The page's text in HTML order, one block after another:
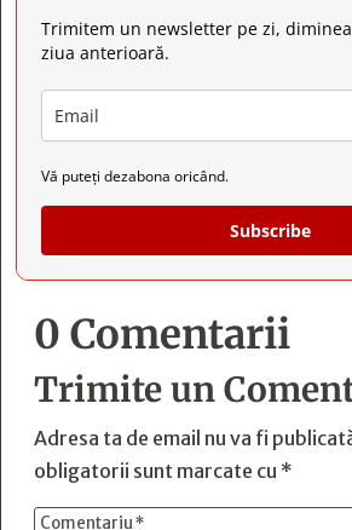
Trimitem un newsletter pe zi,
ziua anterioară.
Vă puteți dezabona oricând.
Subscribe
0 Comentarii
Trimite un
Adresa ta de email nu va fi
obligatorii sunt marcate cu *